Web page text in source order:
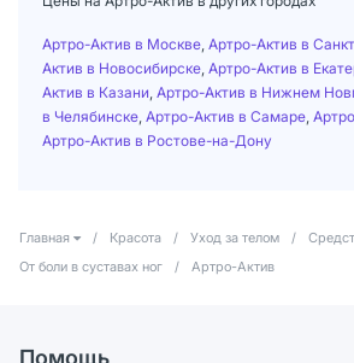
Артро-Актив в Москве Артро-Актив в
Актив в Новосибирске Артро-Актив в
Актив в Казани Артро-Актив в Нижнем
в Челябинске Артро-Актив в Самаре
Артро-Актив в Ростове-на-Дону
Главная / Красота / Уход за телом /
От боли в суставах ног
/ Артро-Актив
Помощь